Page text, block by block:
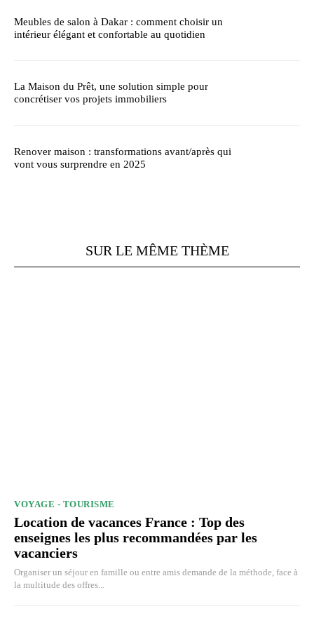
Meubles de salon à Dakar : comment choisir un
intérieur élégant et confortable au quotidien
La Maison du Prêt, une solution simple pour
concrétiser vos projets immobiliers
Renover maison : transformations avant/après qui
vont vous surprendre en 2025
SUR LE MÊME THÈME
VOYAGE - TOURISME
Location de vacances France : Top des
enseignes les plus recommandées par les
vacanciers
Organiser un séjour en famille ou entre amis demande de la méthode, face à
la multitude des offres...